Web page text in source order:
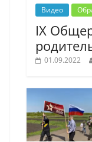
Видео
IX
01.09.2022